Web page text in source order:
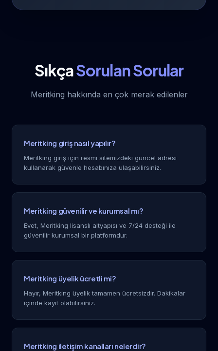
SıkçaSorulan Sorular
Meritking hakkında en çok merak edilenler
Meritking giriş nasıl yapılır?
Meritking giriş için resmi sitemizdeki güncel adresi
kullanarak güvenle hesabınıza ulaşabilirsiniz.
Meritking güvenilir ve kurumsal mı?
Evet, Meritking lisanslı altyapısı ve 7/24 desteği ile
güvenilir kurumsal bir platformdur.
Meritking üyelik ücretli mi?
Hayır, Meritking üyelik tamamen ücretsizdir. Dakikalar
içinde kayıt olabilirsiniz.
Meritking iletişim kanalları nelerdir?